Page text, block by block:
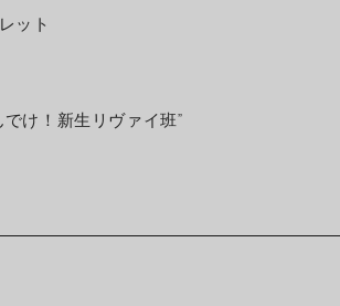
ット
け！新生リヴァイ班”